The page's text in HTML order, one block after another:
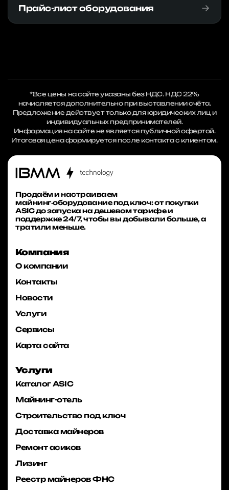
Прайс-лист оборудования
*Все цены на сайте указаны без НДС. НДС 22%
начисляется дополнительно при выставлении счёта.
Предложение действует только для юридических лиц и
индивидуальных предпринимателей.
Информация на сайте не является публичной офертой.
Итоговая цена формируется после контакта с клиентом.
Продаём и настраиваем
майнинг‑оборудование под ключ: от покупки
ASIC до запуска на дешевом тарифе и
поддержке 24/7, чтобы вы добывали больше, а
тратили меньше.
Компания
О компании
Контакты
Новости
Услуги
Сервисы
Карта сайта
Услуги
Каталог ASIC
Майнинг-отель
Строительство под ключ
Доставка майнеров
Ремонт асиков
Лизинг
Реестр майнеров ФНС